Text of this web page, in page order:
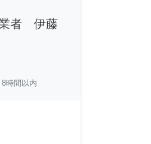
業者 伊藤
時間以内